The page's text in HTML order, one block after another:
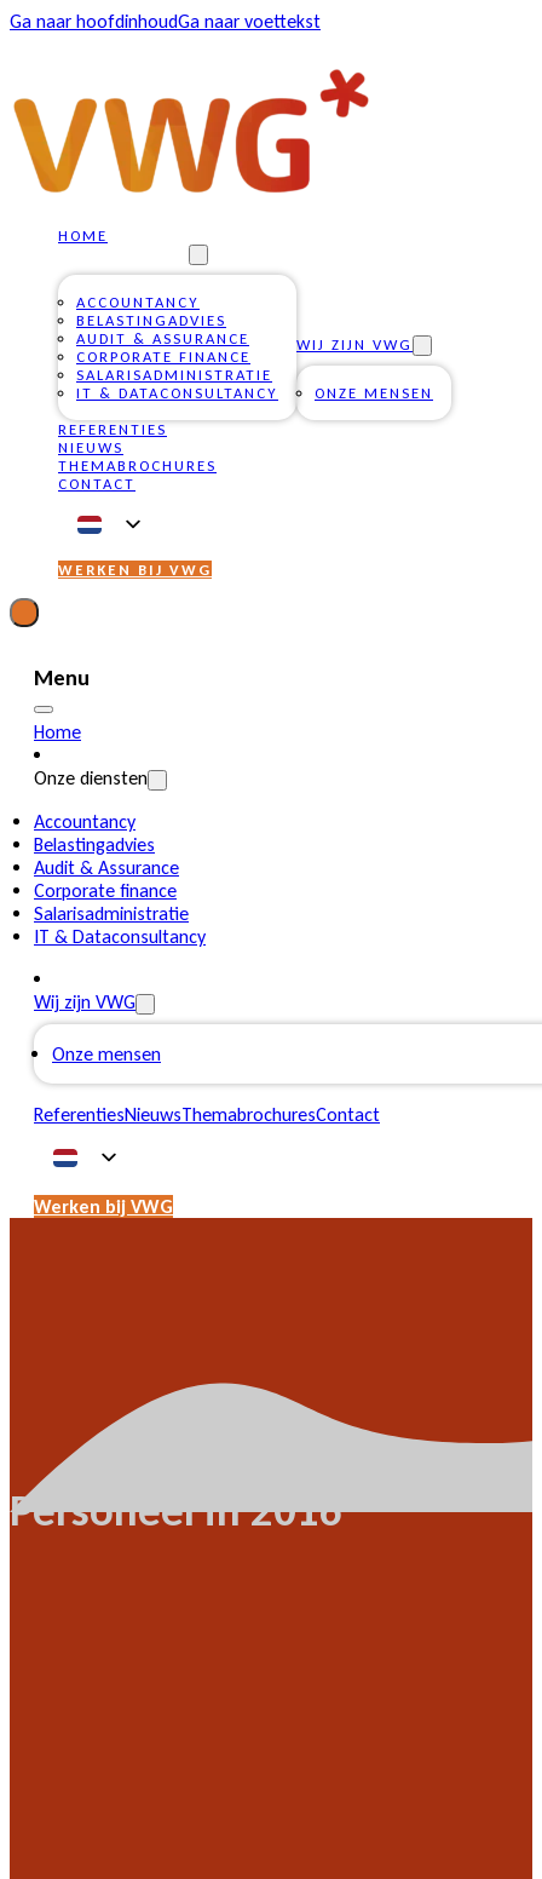
Ga naar hoofdinhoudGa naar voettekst
HOME
ACCOUNTANCY
BELASTINGADVIES
AUDIT & ASSURANCE
CORPORATE FINANCE
SALARISADMINISTRATIE
IT & DATACONSULTANCY
WIJ ZIJN VWG
ONZE MENSEN
REFERENTIES
NIEUWS
THEMABROCHURES
CONTACT
WERKEN BIJ VWG
Menu
Home
Onze diensten
Accountancy
Belastingadvies
Audit & Assurance
Corporate finance
Salarisadministratie
IT & Dataconsultancy
Wij zijn VWG
Onze mensen
ReferentiesNieuwsThemabrochuresContact
Werken bij VWG
Personeel in 2016